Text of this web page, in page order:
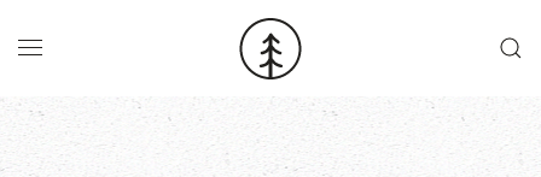
Skip to main content